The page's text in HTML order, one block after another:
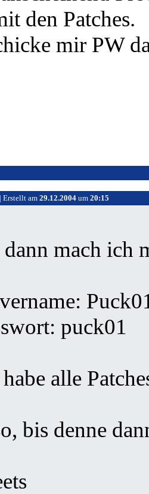
den Patches.
mir PW
| Erstellt am 29.12.2004 um 20:15
dann mach ich
puck01
alle
bis denne